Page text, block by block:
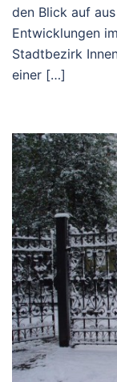
den Blick auf
Entwicklungen
Stadtbezirk
einer […]